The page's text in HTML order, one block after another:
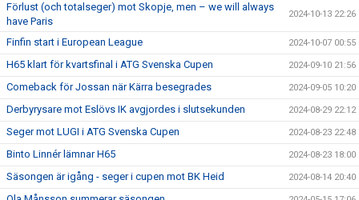
Förlust (och totalseger) mot Skopje, men – we will always
have Paris
2024-10-13 22:26
Finfin start i European League 2024-10-07 00:55
H65 klart för kvartsfinal i ATG Svenska Cupen 2024-09-10 21:56
Comeback för Jossan när Kärra besegrades 2024-09-05 10:20
Derbyrysare mot Eslövs IK avgjordes i slutsekunden 2024-08-29 22:12
Seger mot LUGI i ATG Svenska Cupen 2024-08-23 22:48
Binto Linnér lämnar H65 2024-08-23 18:00
Säsongen är igång - seger i cupen mot BK Heid 2024-08-14 20:40